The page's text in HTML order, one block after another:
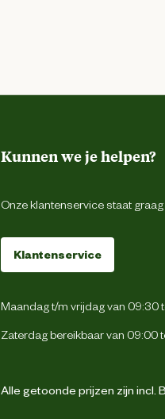
Kunnen we je helpen?
Onze klantenservice staat graag
Klantenservice
Maandag t/m vrijdag van 09:30
Zaterdag bereikbaar van 09:00
Alle getoonde prijzen zijn incl.